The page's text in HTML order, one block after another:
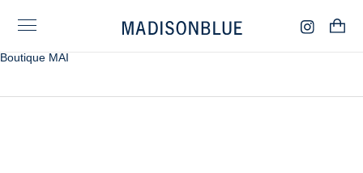
Boutique MAI
検
索